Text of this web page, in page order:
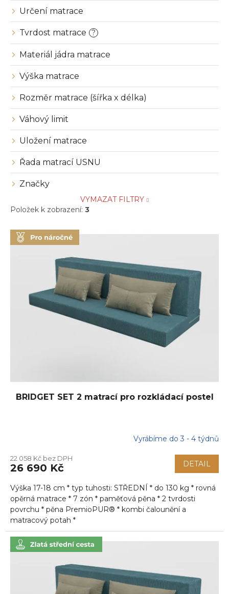
Značky
Materiál jádra matrace
Rozměr matrace (šířka x délka)
Řada matrací USNU
Tvrdost matrace ?
Uložení matrace
Určení matrace
Váhový limit
Výška matrace
VYMAZAT FILTRY
Položek k zobrazení: 3
V
BRIDGET SET 2 matrací pro rozkládací postel
Vyrábíme do 3 - 4 týdnů
22 058 Kč bez DPH
26 690 Kč DETAIL
Výška 17-18 cm * typ tuhosti: STŘEDNÍ * do 130 kg * rovná
opěrná matrace * 7 zón * paměťová pěna * 2 tvrdosti
povrchu * pěna PremioPUR® * kombi čalounění a
matracový potah *